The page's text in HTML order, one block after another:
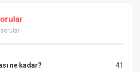
sorular
41
ne kadar?